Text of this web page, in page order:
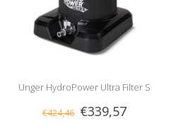
Unger HydroPower Ultra Filter S
€424,46 €339,57